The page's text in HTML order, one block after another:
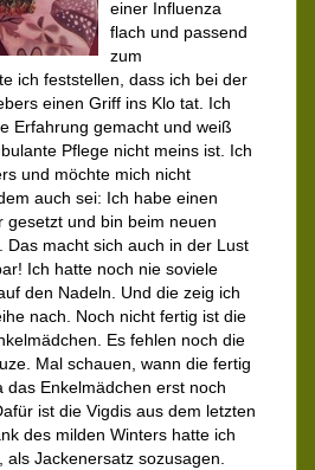
einer Influenza
flach und passend
zum
ich feststellen, dass ich bei der
einen Griff ins Klo tat. Ich
Erfahrung gemacht und weiß
Pflege nicht meins ist. Ich
und möchte mich nicht
auch sei: Ich habe einen
gesetzt und bin beim neuen
Das macht sich auch in der Lust
Ich hatte noch nie soviele
den Nadeln. Und die zeig ich
nach. Noch nicht fertig ist die
Es fehlen noch die
Mal schauen, wann die fertig
das Enkelmädchen erst noch
ist die Vigdis aus dem letzten
des milden Winters hatte ich
als Jackenersatz sozusagen.